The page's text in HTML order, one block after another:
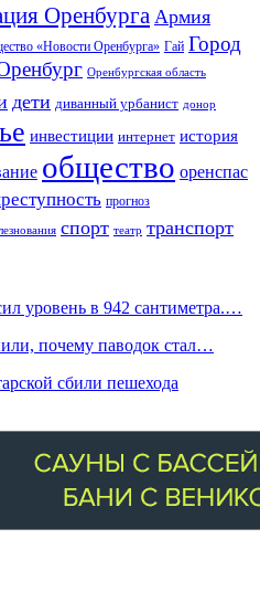
Оренбурга Армия
«Новости Оренбурга» Гай Город
Оренбургская область
дети диванный урбанист донор
инвестиции интернет история
общество оренспас
прогноз
спорт театр транспорт
уровень в 942 сантиметра.…
почему паводок стал…
сбили пешехода